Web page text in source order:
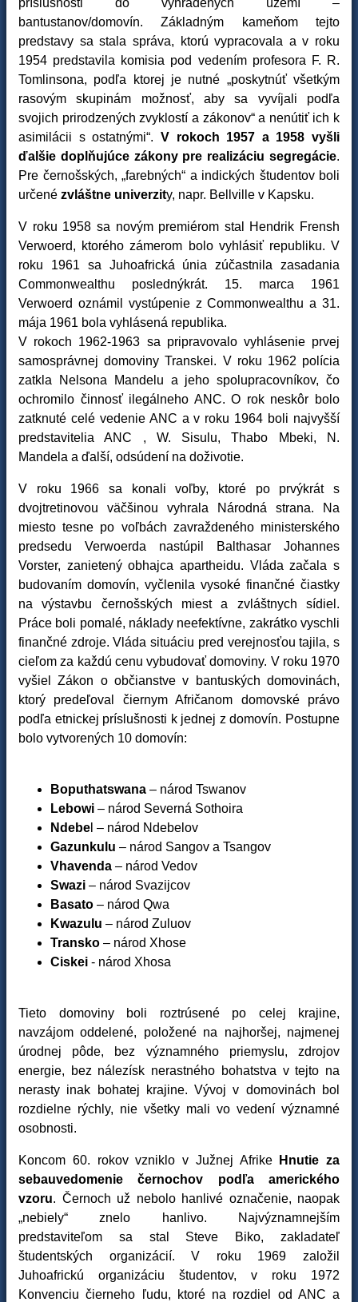
príslušnosti do vyhradených území –
bantustanov/domovín. Základným kameňom tejto
predstavy sa stala správa, ktorú vypracovala a v roku
1954 predstavila komisia pod vedením profesora F. R.
Tomlinsona, podľa ktorej je nutné „poskytnúť všetkým
rasovým skupinám možnosť, aby sa vyvíjali podľa
svojich prirodzených zvyklostí a zákonov“ a nenútiť ich k
asimilácii s ostatnými“. V rokoch 1957 a 1958 vyšli
ďalšie doplňujúce zákony pre realizáciu segregácie.
Pre černošských, „farebných“ a indických študentov boli
určené zvláštne univerzity, napr. Bellville v Kapsku.
V roku 1958 sa novým premiérom stal Hendrik Frensh
Verwoerd, ktorého zámerom bolo vyhlásiť republiku. V
roku 1961 sa Juhoafrická únia zúčastnila zasadania
Commonwealthu poslednýkrát. 15. marca 1961
Verwoerd oznámil vystúpenie z Commonwealthu a 31.
mája 1961 bola vyhlásená republika.
V rokoch 1962-1963 sa pripravovalo vyhlásenie prvej
samosprávnej domoviny Transkei. V roku 1962 polícia
zatkla Nelsona Mandelu a jeho spolupracovníkov, čo
ochromilo činnosť ilegálneho ANC. O rok neskôr bolo
zatknuté celé vedenie ANC a v roku 1964 boli najvyšší
predstavitelia ANC , W. Sisulu, Thabo Mbeki, N.
Mandela a ďalší, odsúdení na doživotie.
V roku 1966 sa konali voľby, ktoré po prvýkrát s
dvojtretinovou väčšinou vyhrala Národná strana. Na
miesto tesne po voľbách zavraždeného ministerského
predsedu Verwoerda nastúpil Balthasar Johannes
Vorster, zanietený obhajca apartheidu. Vláda začala s
budovaním domovín, vyčlenila vysoké finančné čiastky
na výstavbu černošských miest a zvláštnych sídiel.
Práce boli pomalé, náklady neefektívne, zakrátko vyschli
finančné zdroje. Vláda situáciu pred verejnosťou tajila, s
cieľom za každú cenu vybudovať domoviny. V roku 1970
vyšiel Zákon o občianstve v bantuských domovinách,
ktorý predeľoval čiernym Afričanom domovské právo
podľa etnickej príslušnosti k jednej z domovín. Postupne
bolo vytvorených 10 domovín:
Boputhatswana – národ Tswanov
Lebowi – národ Severná Sothoira
Ndebe l – národ Ndebelov
Gazunkulu – národ Sangov a Tsangov
Vhavenda – národ Vedov
Swazi – národ Svazijcov
Basato – národ Qwa
Kwazulu – národ Zuluov
Transko – národ Xhose
Ciskei - národ Xhosa
Tieto domoviny boli roztrúsené po celej krajine,
navzájom oddelené, položené na najhoršej, najmenej
úrodnej pôde, bez významného priemyslu, zdrojov
energie, bez nálezísk nerastného bohatstva v tejto na
nerasty inak bohatej krajine. Vývoj v domovinách bol
rozdielne rýchly, nie všetky mali vo vedení významné
osobnosti.
Koncom 60. rokov vzniklo v Južnej AfrikeHnutie za
sebauvedomenie černochov podľa amerického
vzoru. Černoch už nebolo hanlivé označenie, naopak
„nebiely“ znelo hanlivo. Najvýznamnejším
predstaviteľom sa stal Steve Biko, zakladateľ
študentských organizácií. V roku 1969 založil
Juhoafrickú organizáciu študentov, v roku 1972
Konvenciu čierneho ľudu, ktoré na rozdiel od ANC a